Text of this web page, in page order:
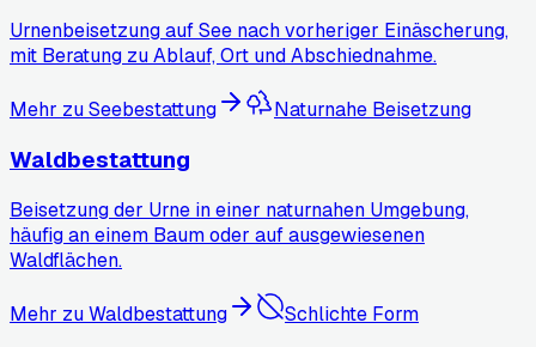
Urnenbeisetzung auf See nach vorheriger Einäscherung,
mit Beratung zu Ablauf, Ort und Abschiednahme.
Mehr zuSeebestattung Naturnahe Beisetzung
Waldbestattung
Beisetzung der Urne in einer naturnahen Umgebung,
häufig an einem Baum oder auf ausgewiesenen
Waldflächen.
Mehr zuWaldbestattung Schlichte Form